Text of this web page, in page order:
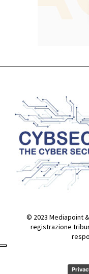
© 2023 Mediapoint &
registrazione